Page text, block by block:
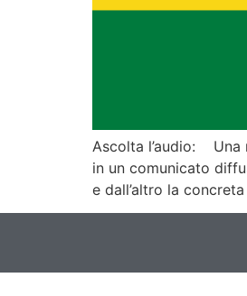
Ascolta l’audio: Una
in un comunicato
e dall’altro la